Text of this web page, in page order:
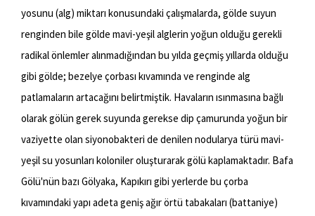
yosunu (alg) miktarı konusundaki çalışmalarda, gölde suyun
renginden bile gölde mavi-yeşil alglerin yoğun olduğu gerekli
radikal önlemler alınmadığından bu yılda geçmiş yıllarda olduğu
gibi gölde; bezelye çorbası kıvamında ve renginde alg
patlamaların artacağını belirtmiştik. Havaların ısınmasına bağlı
olarak gölün gerek suyunda gerekse dip çamurunda yoğun bir
vaziyette olan siyonobakteri de denilen nodularya türü mavi-
yeşil su yosunları koloniler oluşturarak gölü kaplamaktadır. Bafa
Gölü'nün bazı Gölyaka, Kapıkırı gibi yerlerde bu çorba
kıvamındaki yapı adeta geniş ağır örtü tabakaları (battaniye)